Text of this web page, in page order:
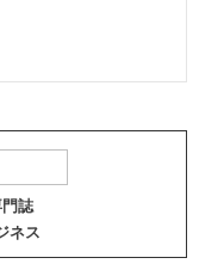
誌
ネス